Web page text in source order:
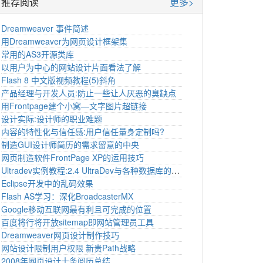
Dreamweaver 事件简述
用Dreamweaver为网页设计框架集
常用的AS3开源类库
以用户为中心的网站设计片面看法了解
Flash 8 中文版视频教程(5)斜角
产品经理与开发人员:防止一些让人厌恶的臭缺点
用Frontpage建个小窝—文字图片超链接
设计实际:设计师的职业难题
内容的特性化与信任感:用户信任量身定制吗?
制造GUI设计师简历的需求留意的中央
网页制造软件FrontPage XP的运用技巧
Ultradev实例教程:2.4 UltraDev与各种数据库的衔接代码
Eclipse开发中的乱码效果
Flash AS学习：深化BroadcasterMX
Google移动互联网最有利且可完成的位置
百度将行将开放sitemap即网站管理员工具
Dreamweaver网页设计制作技巧
网站设计限制用户权限 新贵Path战略
2008年网页设计十条阅历总结